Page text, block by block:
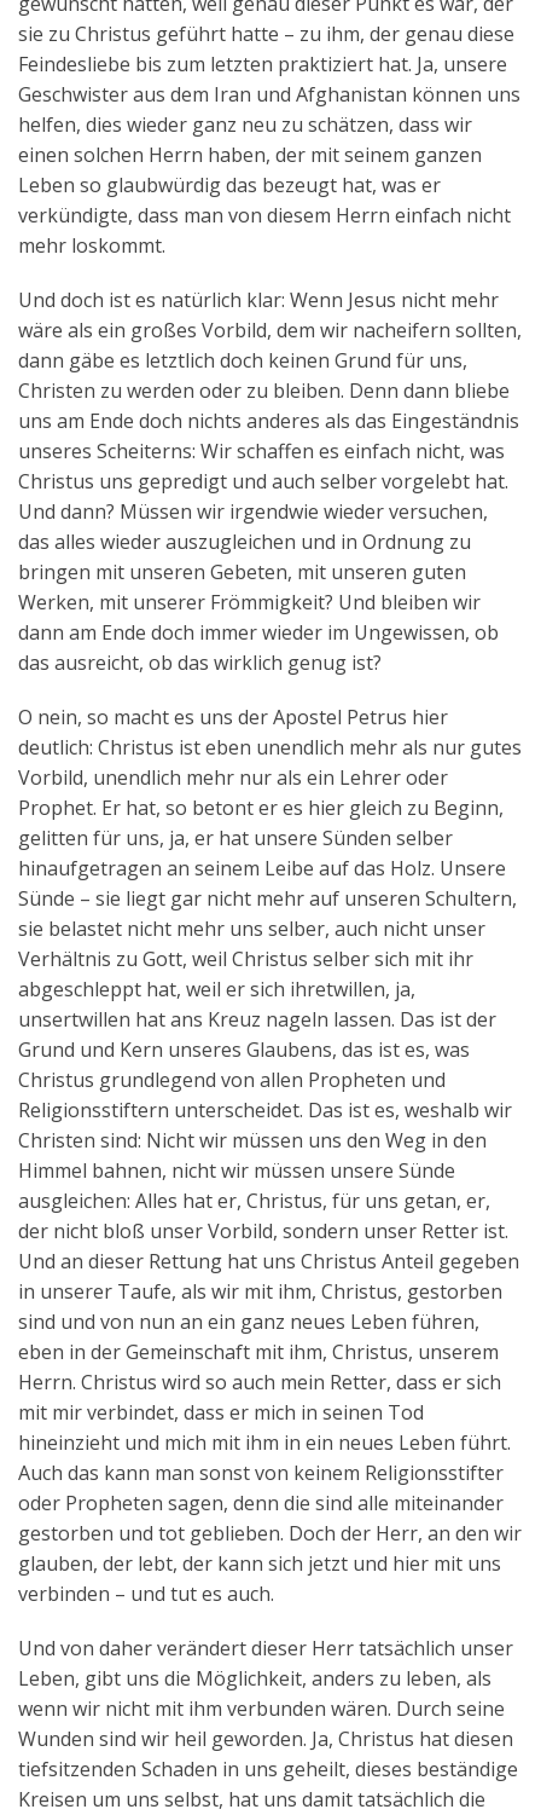
sie zu Christus geführt hatte – zu ihm, der genau diese
Feindesliebe bis zum letzten praktiziert hat. Ja, unsere
Geschwister aus dem Iran und Afghanistan können uns
helfen, dies wieder ganz neu zu schätzen, dass wir
einen solchen Herrn haben, der mit seinem ganzen
Leben so glaubwürdig das bezeugt hat, was er
verkündigte, dass man von diesem Herrn einfach nicht
mehr loskommt.
Und doch ist es natürlich klar: Wenn Jesus nicht mehr
wäre als ein großes Vorbild, dem wir nacheifern sollten,
dann gäbe es letztlich doch keinen Grund für uns,
Christen zu werden oder zu bleiben. Denn dann bliebe
uns am Ende doch nichts anderes als das Eingeständnis
unseres Scheiterns: Wir schaffen es einfach nicht, was
Christus uns gepredigt und auch selber vorgelebt hat.
Und dann? Müssen wir irgendwie wieder versuchen,
das alles wieder auszugleichen und in Ordnung zu
bringen mit unseren Gebeten, mit unseren guten
Werken, mit unserer Frömmigkeit? Und bleiben wir
dann am Ende doch immer wieder im Ungewissen, ob
das ausreicht, ob das wirklich genug ist?
O nein, so macht es uns der Apostel Petrus hier
deutlich: Christus ist eben unendlich mehr als nur gutes
Vorbild, unendlich mehr nur als ein Lehrer oder
Prophet. Er hat, so betont er es hier gleich zu Beginn,
gelitten für uns, ja, er hat unsere Sünden selber
hinaufgetragen an seinem Leibe auf das Holz. Unsere
Sünde – sie liegt gar nicht mehr auf unseren Schultern,
sie belastet nicht mehr uns selber, auch nicht unser
Verhältnis zu Gott, weil Christus selber sich mit ihr
abgeschleppt hat, weil er sich ihretwillen, ja,
unsertwillen hat ans Kreuz nageln lassen. Das ist der
Grund und Kern unseres Glaubens, das ist es, was
Christus grundlegend von allen Propheten und
Religionsstiftern unterscheidet. Das ist es, weshalb wir
Christen sind: Nicht wir müssen uns den Weg in den
Himmel bahnen, nicht wir müssen unsere Sünde
ausgleichen: Alles hat er, Christus, für uns getan, er,
der nicht bloß unser Vorbild, sondern unser Retter ist.
Und an dieser Rettung hat uns Christus Anteil gegeben
in unserer Taufe, als wir mit ihm, Christus, gestorben
sind und von nun an ein ganz neues Leben führen,
eben in der Gemeinschaft mit ihm, Christus, unserem
Herrn. Christus wird so auch mein Retter, dass er sich
mit mir verbindet, dass er mich in seinen Tod
hineinzieht und mich mit ihm in ein neues Leben führt.
Auch das kann man sonst von keinem Religionsstifter
oder Propheten sagen, denn die sind alle miteinander
gestorben und tot geblieben. Doch der Herr, an den wir
glauben, der lebt, der kann sich jetzt und hier mit uns
verbinden – und tut es auch.
Und von daher verändert dieser Herr tatsächlich unser
Leben, gibt uns die Möglichkeit, anders zu leben, als
wenn wir nicht mit ihm verbunden wären. Durch seine
Wunden sind wir heil geworden. Ja, Christus hat diesen
tiefsitzenden Schaden in uns geheilt, dieses beständige
Kreisen um uns selbst, hat uns damit tatsächlich die